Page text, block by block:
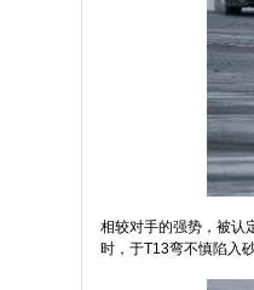
相较对手的强势，被认
时，于T13弯不慎陷入